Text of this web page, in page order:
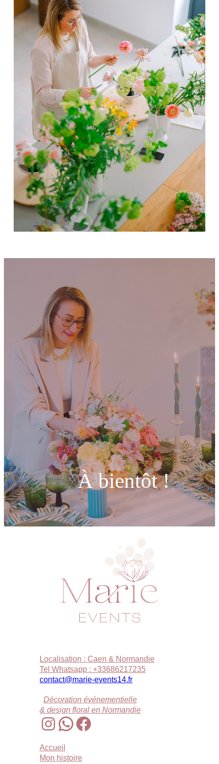
À bientôt !
Localisation : Caen & Normandie
Tel Whatsapp : +33686217235
contact@marie-events14.fr
Décoration événementielle
& design floral en Normandie
Instagram WhatsApp Facebook
Accueil
Mon histoire